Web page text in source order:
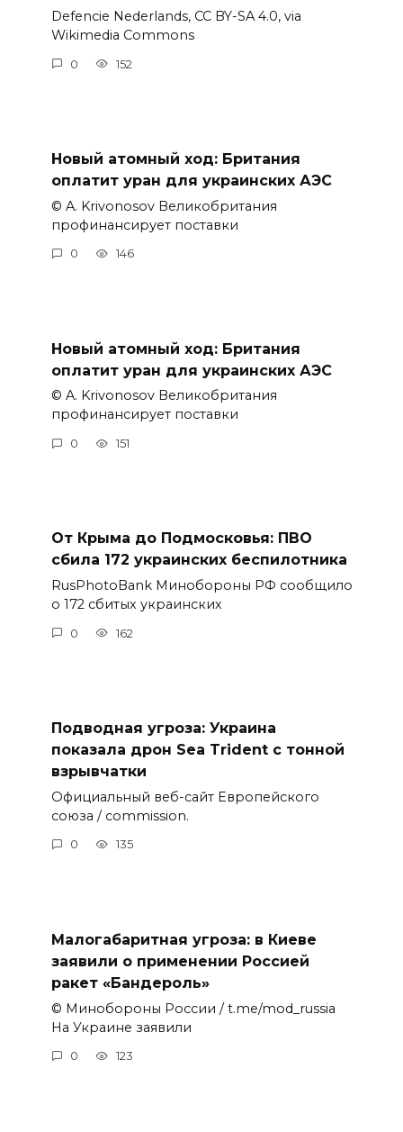
Defencie Nederlands, CC BY-SA 4.0, via
Wikimedia Commons
0 152
Новый атомный ход: Британия
оплатит уран для украинских АЭС
© A. Krivonosov Великобритания
профинансирует поставки
0 146
Новый атомный ход: Британия
оплатит уран для украинских АЭС
© A. Krivonosov Великобритания
профинансирует поставки
0 151
От Крыма до Подмосковья: ПВО
сбила 172 украинских беспилотника
RusPhotoBank Минобороны РФ сообщило
о 172 сбитых украинских
0 162
Подводная угроза: Украина
показала дрон Sea Trident с тонной
взрывчатки
Официальный веб-сайт Европейского
союза / commission.
0 135
Малогабаритная угроза: в Киеве
заявили о применении Россией
ракет «Бандероль»
© Минобороны России / t.me/mod_russia
На Украине заявили
0 123